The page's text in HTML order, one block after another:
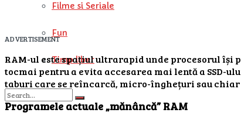
Filme si Seriale
Fun
Timp liber
ADVERTISEMENT
RAM-ul este spațiul ultrarapid unde procesorul își
tocmai pentru a evita accesarea mai lentă a SSD-
taburi care se reîncarcă, micro-înghețuri sau
Programele actuale „mănâncă” RAM